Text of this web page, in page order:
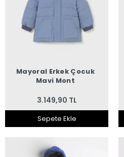
Mayoral Erkek Çocuk
Mavi Mont
3.149,90 TL
Sepete Ekle